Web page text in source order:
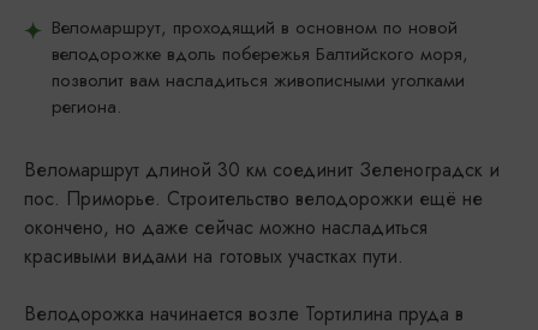
Веломаршрут, проходящий в основном по новой
велодорожке вдоль побережья Балтийского моря,
позволит вам насладиться живописными уголками
региона.
Веломаршрут длиной 30 км соединит Зеленоградск и
пос. Приморье. Строительство велодорожки ещё не
окончено, но даже сейчас можно насладиться
красивыми видами на готовых участках пути.
Велодорожка начинается возле Тортилина пруда в